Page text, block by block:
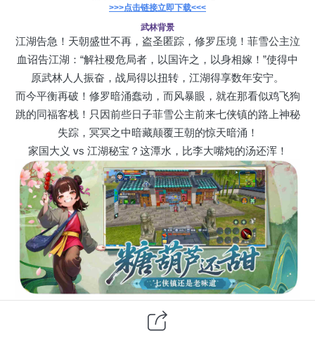
>>>点击链接立即下载<<<
武林背景
江湖告急！天朝盛世不再，盗圣匿踪，修罗压境！菲雪公主泣
血诏告江湖：“解社稷危局者，以国许之，以身相嫁！”使得中
原武林人人振奋，战局得以扭转，江湖得享数年安宁。
而今平衡再破！修罗暗涌蠢动，而风暴眼，就在那看似鸡飞狗
跳的同福客栈！只因前些日子菲雪公主前来七侠镇的路上神秘
失踪，冥冥之中暗藏颠覆王朝的惊天暗涌！
家国大义 vs 江湖秘宝？这潭水，比李大嘴炖的汤还浑！